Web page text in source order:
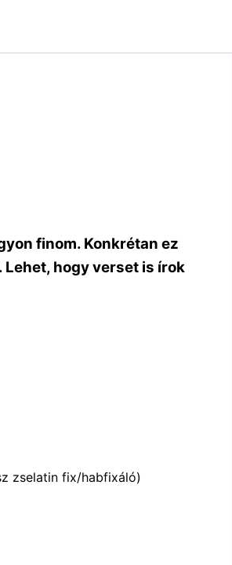
finom. Konkrétan ez
hogy verset is írok
zselatin fix/habfixáló)